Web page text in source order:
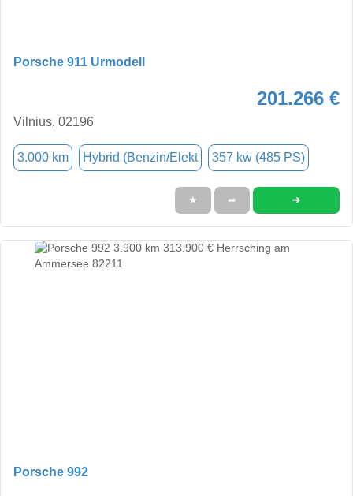
Porsche 911 Urmodell
201.266 €
Vilnius, 02196
3.000 km Hybrid (Benzin/Elekt 357 kw (485 PS)
★ ➦ ➜
Porsche 992